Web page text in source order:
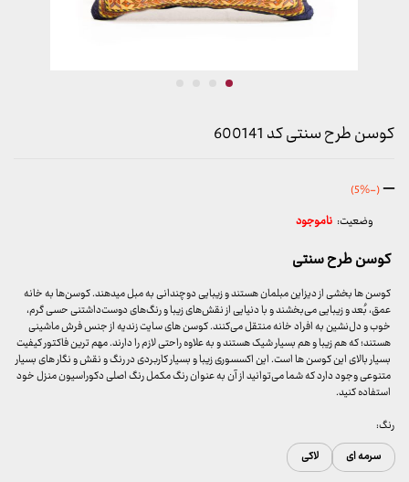
کوسن طرح سنتی کد 600141
–محدوده
قیمت:
599,000 تومان
تا
699,000 تومان
(-5%)
وضعیت: ناموجود
کوسن طرح سنتی
کوسن ها بخشی از دیزاین مبلمان هستند و زیبایی دوچندانی به مبل میدهند. کوسن‌ها به خانه
عمق، بُعد و زیبایی می‌بخشند و با دنیایی از نقش‌های زیبا و رنگ‌های دوست‌داشتنی حسی گرم،
خوب و دل‌نشین به افراد خانه منتقل می‌کنند. کوسن های سایت زندیه از جنس فرش ماشینی
هستند؛ که هم زیبا و هم بسیار شیک هستند و به علاوه راحتی لازم را دارند. مهم ترین فاکتور کیفیت
بسیار بالای این کوسن ها است. این اکسسوری زیبا و بسیار کاربردی در رنگ و نقش و نگار های بسیار
متنوعی وجود دارد که شما می‌توانید از آن به عنوان رنگ مکمل رنگ اصلی دکوراسیون منزل خود
استفاده کنید.
رنگ:
سرمه ای
لاکی